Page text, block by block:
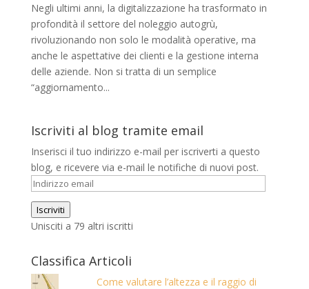
Negli ultimi anni, la digitalizzazione ha trasformato in
profondità il settore del noleggio autogrù,
rivoluzionando non solo le modalità operative, ma
anche le aspettative dei clienti e la gestione interna
delle aziende. Non si tratta di un semplice
“aggiornamento...
Iscriviti al blog tramite email
Inserisci il tuo indirizzo e-mail per iscriverti a questo
blog, e ricevere via e-mail le notifiche di nuovi post.
Indirizzo
email
Iscriviti
Unisciti a 79 altri iscritti
Classifica Articoli
Come valutare l’altezza e il raggio di